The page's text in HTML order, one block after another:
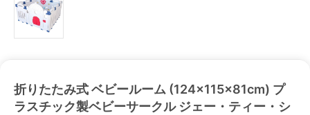
折りたたみ式 ベビールーム (124×115×81cm) プ
ラスチック製ベビーサークル ジェー・ティー・シ